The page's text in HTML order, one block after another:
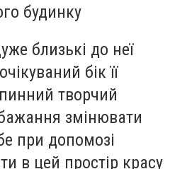
будинку
близькі до неї
бік її
творчий
змінювати
при допомозі
в цей простір красу